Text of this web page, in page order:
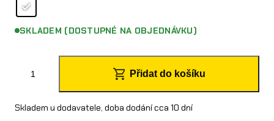
SKLADEM (DOSTUPNÉ NA OBJEDNÁVKU)
N
Přidat do košíku
Skladem u dodavatele, doba dodání cca 10 dní